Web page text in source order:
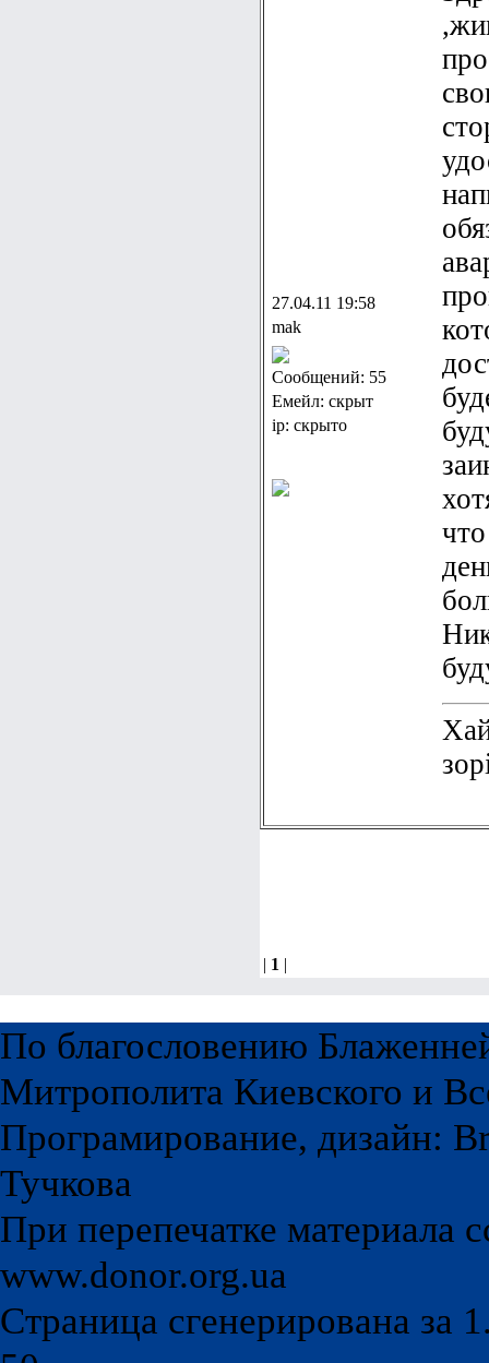
27.04.11 19:58
mak
Сообщений: 55
Емейл: скрыт
ip: скрыто
| 1 |
По благословению
Митрополита Киевского и
Програмирование, дизайн:
Тучкова
При перепечатке материала
www.donor.org.ua
Страница сгенерирована за